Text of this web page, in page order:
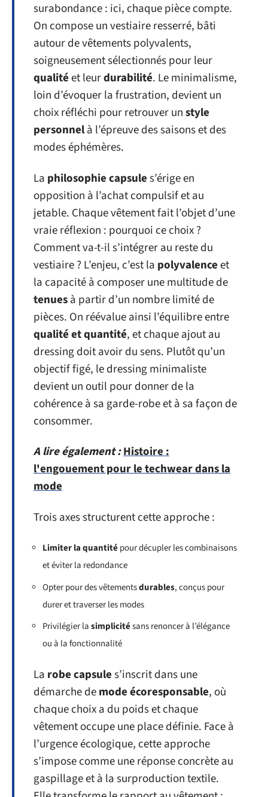
surabondance : ici, chaque pièce compte.
On compose un vestiaire resserré, bâti
autour de vêtements polyvalents,
soigneusement sélectionnés pour leur
qualitéet leurdurabilité. Le minimalisme,
loin d’évoquer la frustration, devient un
choix réfléchi pour retrouver unstyle
personnelà l’épreuve des saisons et des
modes éphémères.
La philosophie capsules’érige en
opposition à l’achat compulsif et au
jetable. Chaque vêtement fait l’objet d’une
vraie réflexion : pourquoi ce choix ?
Comment va-t-il s’intégrer au reste du
vestiaire ? L’enjeu, c’est la polyvalenceet
la capacité à composer une multitude de
tenuesà partir d’un nombre limité de
pièces. On réévalue ainsi l’équilibre entre
qualité et quantité, et chaque ajout au
dressing doit avoir du sens. Plutôt qu’un
objectif figé, le dressing minimaliste
devient un outil pour donner de la
cohérence à sa garde-robe et à sa façon de
consommer.
A lire également :Histoire :
l'engouement pour le techwear dans la
mode
Trois axes structurent cette approche :
Limiter la quantitépour décupler les combinaisons
et éviter la redondance
Opter pour des vêtementsdurables, conçus pour
durer et traverser les modes
Privilégier lasimplicitésans renoncer à l’élégance
ou à la fonctionnalité
La robe capsules’inscrit dans une
démarche demode écoresponsable, où
chaque choix a du poids et chaque
vêtement occupe une place définie. Face à
l’urgence écologique, cette approche
s’impose comme une réponse concrète au
gaspillage et à la surproduction textile.